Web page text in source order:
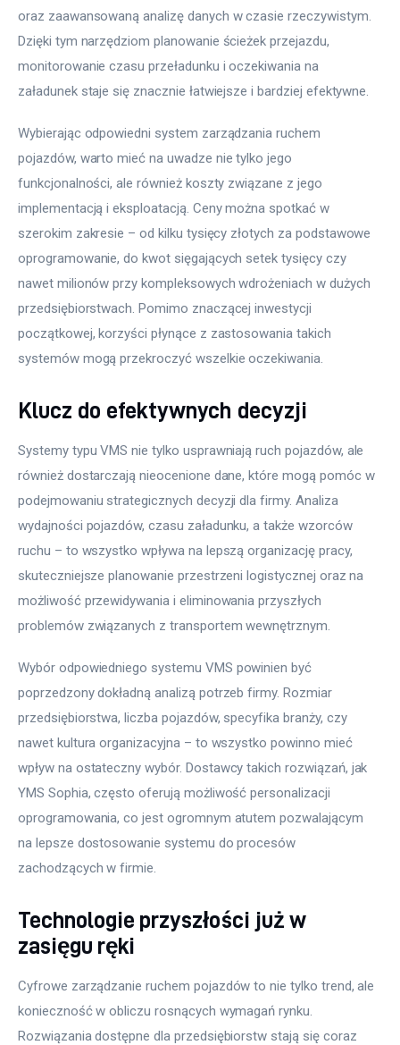
oraz zaawansowaną analizę danych w czasie rzeczywistym.
Dzięki tym narzędziom planowanie ścieżek przejazdu,
monitorowanie czasu przeładunku i oczekiwania na
załadunek staje się znacznie łatwiejsze i bardziej efektywne.
Wybierając odpowiedni system zarządzania ruchem
pojazdów, warto mieć na uwadze nie tylko jego
funkcjonalności, ale również koszty związane z jego
implementacją i eksploatacją. Ceny można spotkać w
szerokim zakresie – od kilku tysięcy złotych za podstawowe
oprogramowanie, do kwot sięgających setek tysięcy czy
nawet milionów przy kompleksowych wdrożeniach w dużych
przedsiębiorstwach. Pomimo znaczącej inwestycji
początkowej, korzyści płynące z zastosowania takich
systemów mogą przekroczyć wszelkie oczekiwania.
Klucz do efektywnych decyzji
Systemy typu VMS nie tylko usprawniają ruch pojazdów, ale
również dostarczają nieocenione dane, które mogą pomóc w
podejmowaniu strategicznych decyzji dla firmy. Analiza
wydajności pojazdów, czasu załadunku, a także wzorców
ruchu – to wszystko wpływa na lepszą organizację pracy,
skuteczniejsze planowanie przestrzeni logistycznej oraz na
możliwość przewidywania i eliminowania przyszłych
problemów związanych z transportem wewnętrznym.
Wybór odpowiedniego systemu VMS powinien być
poprzedzony dokładną analizą potrzeb firmy. Rozmiar
przedsiębiorstwa, liczba pojazdów, specyfika branży, czy
nawet kultura organizacyjna – to wszystko powinno mieć
wpływ na ostateczny wybór. Dostawcy takich rozwiązań, jak
YMS Sophia, często oferują możliwość personalizacji
oprogramowania, co jest ogromnym atutem pozwalającym
na lepsze dostosowanie systemu do procesów
zachodzących w firmie.
Technologie przyszłości już w
zasięgu ręki
Cyfrowe zarządzanie ruchem pojazdów to nie tylko trend, ale
konieczność w obliczu rosnących wymagań rynku.
Rozwiązania dostępne dla przedsiębiorstw stają się coraz